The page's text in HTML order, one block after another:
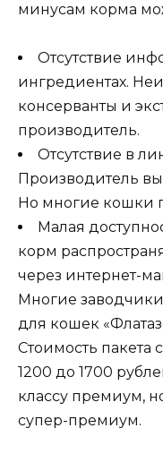
минусам корма
Отсутствие
ингредиентах.
консерванты и
производитель.
Отсутствие в
Производитель
Но многие кошки
Малая
корм
через интернет-
Многие
для кошек
Стоимость пакета
1200 до 1700
классу премиум,
супер-премиум.